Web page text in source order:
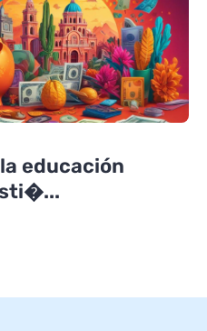
educación